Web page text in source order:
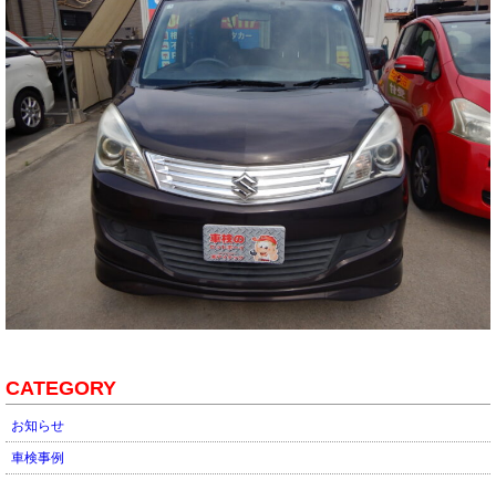
CATEGORY
お知らせ
車検事例